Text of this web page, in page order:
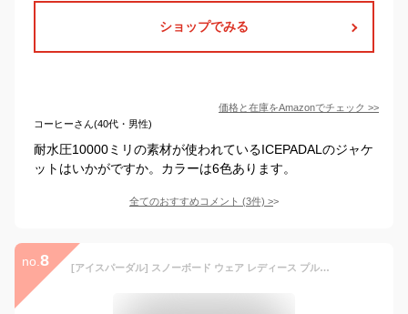
ショップでみる
価格と在庫をAmazonでチェック >>
コーヒーさん(40代・男性)
耐水圧10000ミリの素材が使われているICEPADALのジャケ
ットはいかがですか。カラーは6色あります。
全てのおすすめコメント (3件) >
no. 8 [アイスパーダル] スノーボード ウェア レディース プルオーバー ジャケット 単品 3サイズ WS-WL 耐水圧20,000mm ICJ-824 ブラック×カーキ WLサイズ スノーウェア スノボウェア スキーウェア ウエア 女性用 スノボーウェア 19-20 スノボ ウェア スキー ウェア ジャケット 滑雪服